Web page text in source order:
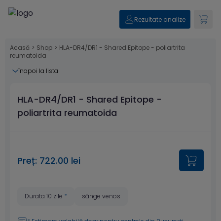
Rezultate analize
Acasă > Shop > HLA-DR4/DR1 - Shared Epitope - poliartrita
reumatoida
înapoi la lista
HLA-DR4/DR1 - Shared Epitope -
poliartrita reumatoida
Preț: 722.00 lei
Durata 10 zile * sânge venos